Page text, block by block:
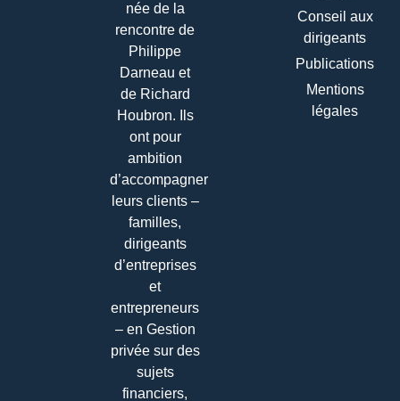
née de la
rencontre de
Philippe
Darneau et
de Richard
Houbron. Ils
ont pour
ambition
d’accompagner
leurs clients –
familles,
dirigeants
d’entreprises
et
entrepreneurs
– en Gestion
privée sur des
sujets
financiers,
Conseil aux
dirigeants
Publications
Mentions
légales